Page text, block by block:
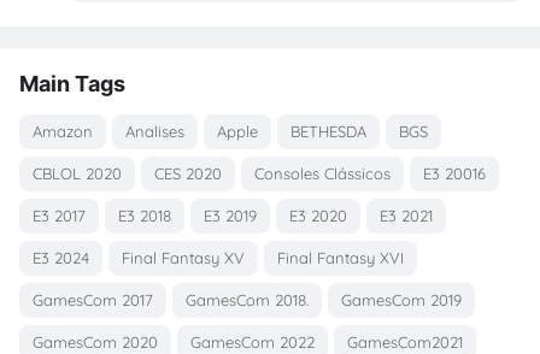
Main Tags
Amazon Analises Apple BETHESDA BGS
CBLOL 2020 CES 2020 Consoles Clássicos E3 20016
E3 2017 E3 2018 E3 2019 E3 2020 E3 2021
E3 2024 Final Fantasy XV Final Fantasy XVI
GamesCom 2017 GamesCom 2018. GamesCom 2019
GamesCom 2020 GamesCom 2022 GamesCom2021